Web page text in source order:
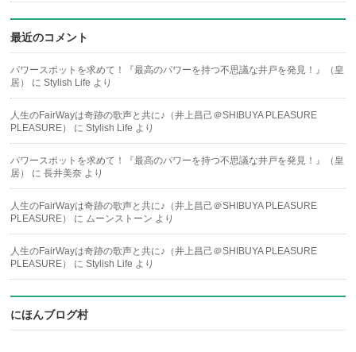
最近のコメント
パワースポットを求めて！『最高のパワーを持つ不思議な井戸を発見！』（皇
居）
にStylish Life より
人生のFairWayは奇跡の歌声と共に♪（井上昌己＠SHIBUYA PLEASURE
PLEASURE）
にStylish Life より
パワースポットを求めて！『最高のパワーを持つ不思議な井戸を発見！』（皇
居）
に長井美奈 より
人生のFairWayは奇跡の歌声と共に♪（井上昌己＠SHIBUYA PLEASURE
PLEASURE）
に ムーンストーン より
人生のFairWayは奇跡の歌声と共に♪（井上昌己＠SHIBUYA PLEASURE
PLEASURE）
にStylish Life より
にほんブログ村